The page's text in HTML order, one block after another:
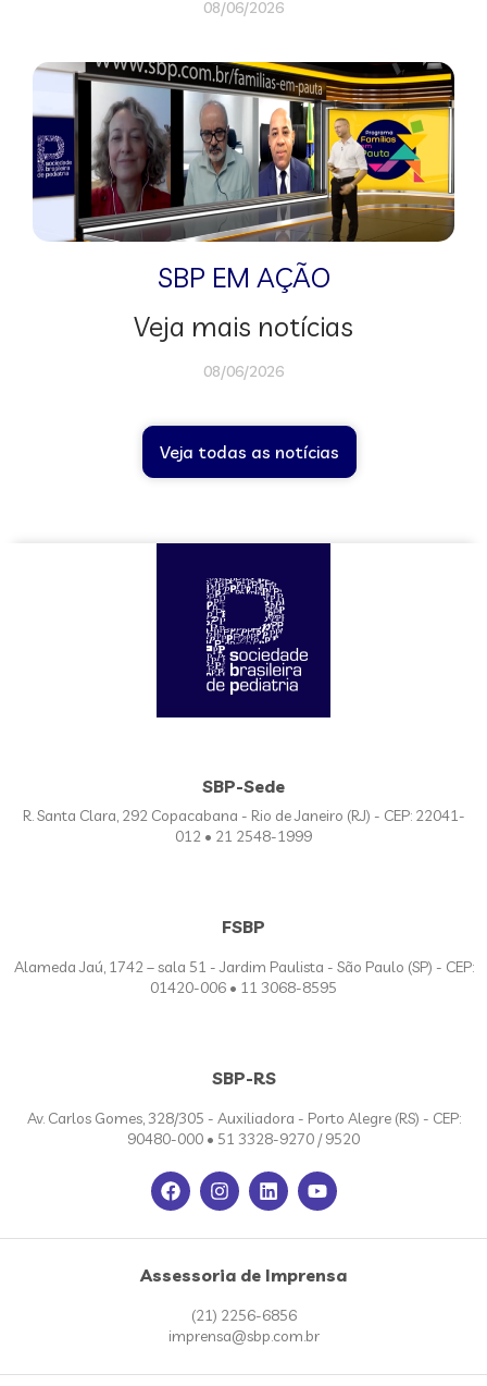
08/06/2026
SBP EM AÇÃO
Veja mais notícias
08/06/2026
Veja todas as notícias
SBP-Sede
R. Santa Clara, 292 Copacabana - Rio de Janeiro (RJ) - CEP: 22041-
012 • 21 2548-1999
FSBP
Alameda Jaú, 1742 – sala 51 - Jardim Paulista - São Paulo (SP) - CEP:
01420-006 • 11 3068-8595
SBP-RS
Av. Carlos Gomes, 328/305 - Auxiliadora - Porto Alegre (RS) - CEP:
90480-000 • 51 3328-9270 / 9520
Assessoria de Imprensa
(21) 2256-6856
imprensa@sbp.com.br